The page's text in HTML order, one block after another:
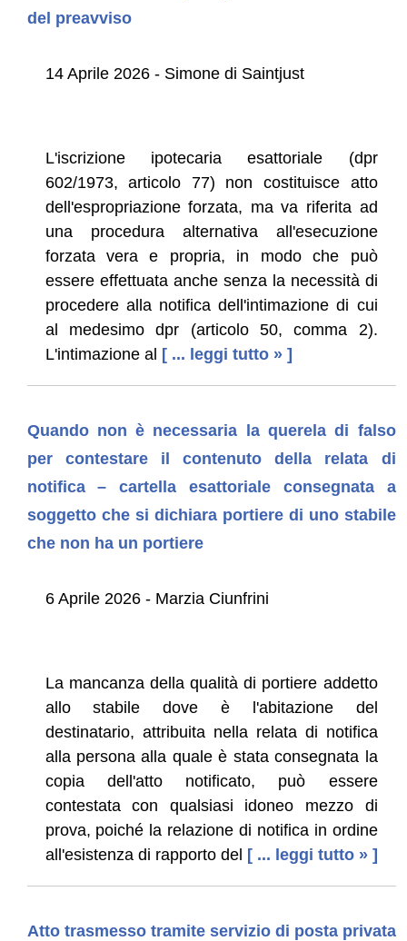
del preavviso
14 Aprile 2026 - Simone di Saintjust
L'iscrizione ipotecaria esattoriale (dpr
602/1973, articolo 77) non costituisce atto
dell'espropriazione forzata, ma va riferita ad
una procedura alternativa all'esecuzione
forzata vera e propria, in modo che può
essere effettuata anche senza la necessità di
procedere alla notifica dell'intimazione di cui
al medesimo dpr (articolo 50, comma 2).
L'intimazione al [ ... leggi tutto » ]
Quando non è necessaria la querela di falso
per contestare il contenuto della relata di
notifica – cartella esattoriale consegnata a
soggetto che si dichiara portiere di uno stabile
che non ha un portiere
6 Aprile 2026 - Marzia Ciunfrini
La mancanza della qualità di portiere addetto
allo stabile dove è l'abitazione del
destinatario, attribuita nella relata di notifica
alla persona alla quale è stata consegnata la
copia dell'atto notificato, può essere
contestata con qualsiasi idoneo mezzo di
prova, poiché la relazione di notifica in ordine
all'esistenza di rapporto del [ ... leggi tutto » ]
Atto trasmesso tramite servizio di posta privata